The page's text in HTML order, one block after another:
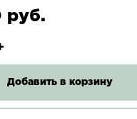
руб.
Добавить в корзину